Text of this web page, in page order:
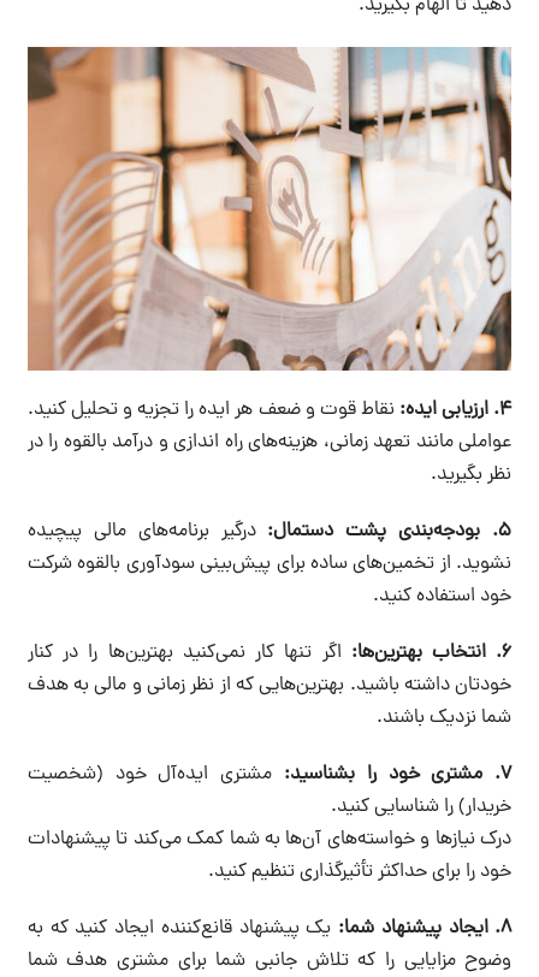
۴. ارزیابی ایده:
نقاط قوت و ضعف هر ایده را تجزیه و تحلیل کنید.
عواملی مانند تعهد زمانی، هزینه‌های راه اندازی و درآمد بالقوه را در
نظر بگیرید.
۵. بودجه‌بندی پشت دستمال:
درگیر برنامه‌های مالی پیچیده
نشوید. از تخمین‌های ساده برای پیش‌بینی سودآوری بالقوه شرکت
خود استفاده کنید.
۶. انتخاب بهترین‌ها:
اگر تنها کار نمی‌کنید بهترین‌ها را در کنار
خودتان داشته باشید. بهترین‌هایی که از نظر زمانی و مالی به هدف
شما نزدیک باشند.
۷. مشتری خود را بشناسید:
مشتری ایده‌آل خود (شخصیت
خریدار) را شناسایی کنید.
درک نیازها و خواسته‌های آن‌ها به شما کمک می‌کند تا پیشنهادات
خود را برای حداکثر تأثیرگذاری تنظیم کنید.
۸. ایجاد پیشنهاد شما:
یک پیشنهاد قانع‌کننده ایجاد کنید که به
وضوح مزایایی را که تلاش جانبی شما برای مشتری هدف شما